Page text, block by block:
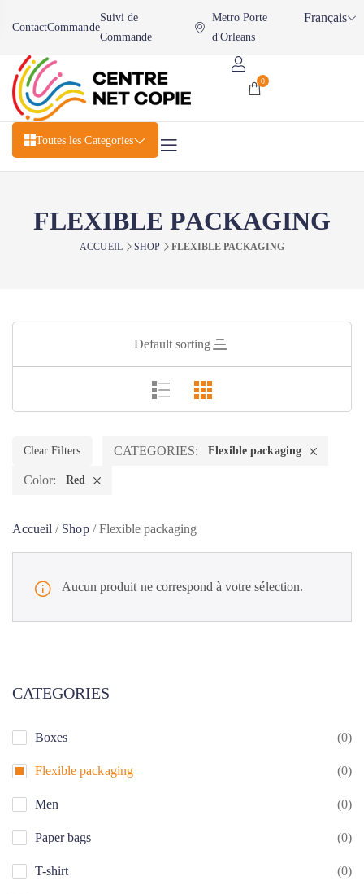
ContactCommande
Suivi de
Commande
Metro Porte
d'Orleans
Français
0
Toutes les Categories
FLEXIBLE PACKAGING
ACCUEIL SHOP FLEXIBLE PACKAGING
Default sorting
Clear Filters CATEGORIES: Flexible packaging
Color: Red
CATEGORIES
Boxes (0)
Flexible packaging (0)
Men (0)
Paper bags (0)
T-shirt (0)
Accueil / Shop/Flexible packaging
Aucun produit ne correspond à votre sélection.